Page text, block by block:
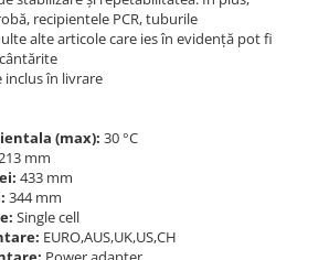
recipientele PCR, tuburile
alte articole care ies în evidență pot fi
inclus în livrare
(max): 30 °C
mm
433 mm
344 mm
Single cell
EURO,AUS,UK,US,CH